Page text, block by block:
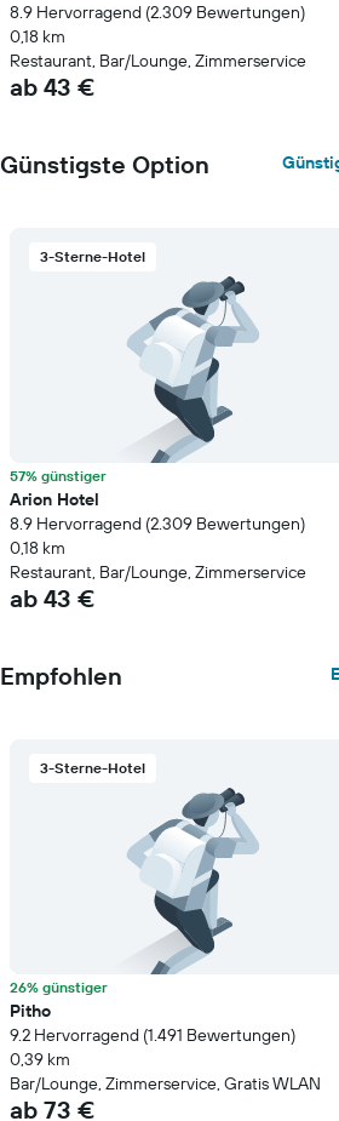
8.9 Hervorragend (2.309 Bewertungen)
0,18 km
Restaurant, Bar/Lounge, Zimmerservice
ab 43 €
Günstigste Option
3-Sterne-Hotel
57% günstiger
Arion Hotel
8.9 Hervorragend (2.309 Bewertungen)
0,18 km
Restaurant, Bar/Lounge, Zimmerservice
ab 43 €
Empfohlen
3-Sterne-Hotel
26% günstiger
Pitho
9.2 Hervorragend (1.491 Bewertungen)
0,39 km
Bar/Lounge, Zimmerservice, Gratis WLAN
ab 73 €